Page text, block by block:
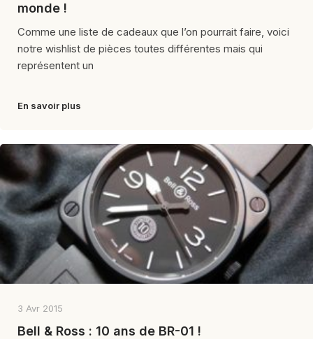
monde !
Comme une liste de cadeaux que l’on pourrait faire, voici
notre wishlist de pièces toutes différentes mais qui
représentent un
En savoir plus
3 Avr 2015
Bell & Ross : 10 ans de BR-01 !